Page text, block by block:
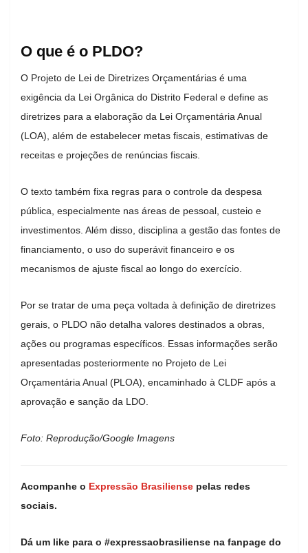
O que é o PLDO?
O Projeto de Lei de Diretrizes Orçamentárias é uma
exigência da Lei Orgânica do Distrito Federal e define as
diretrizes para a elaboração da Lei Orçamentária Anual
(LOA), além de estabelecer metas fiscais, estimativas de
receitas e projeções de renúncias fiscais.
O texto também fixa regras para o controle da despesa
pública, especialmente nas áreas de pessoal, custeio e
investimentos. Além disso, disciplina a gestão das fontes de
financiamento, o uso do superávit financeiro e os
mecanismos de ajuste fiscal ao longo do exercício.
Por se tratar de uma peça voltada à definição de diretrizes
gerais, o PLDO não detalha valores destinados a obras,
ações ou programas específicos. Essas informações serão
apresentadas posteriormente no Projeto de Lei
Orçamentária Anual (PLOA), encaminhado à CLDF após a
aprovação e sanção da LDO.
Foto: Reprodução/Google Imagens
Acompanhe o Expressão Brasiliense pelas redes
sociais.
Dá um like para o #expressaobrasiliense na fanpage do